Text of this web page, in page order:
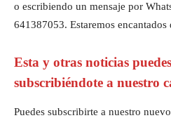
o escribiendo un mensaje por
641387053. Estaremos encantados
Esta y otras noticias
subscribiéndote a nuestro
Puedes subscribirte a nuestro